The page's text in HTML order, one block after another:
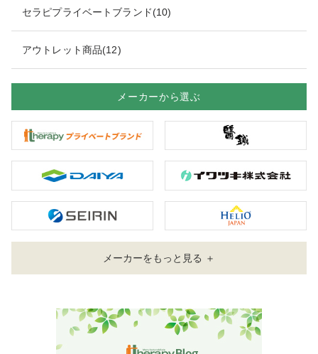
セラピプライベートブランド(10)
アウトレット商品(12)
メーカーから選ぶ
メーカーをもっと見る ＋